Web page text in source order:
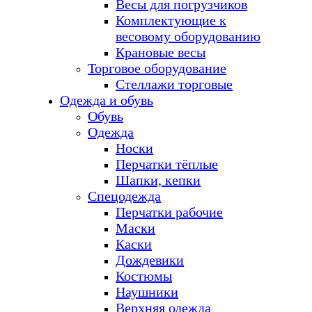
Весы для погрузчиков
Комплектующие к
весовому оборудованию
Крановые весы
Торговое оборудование
Стеллажи торговые
Одежда и обувь
Обувь
Одежда
Носки
Перчатки тёплые
Шапки, кепки
Спецодежда
Перчатки рабочие
Маски
Каски
Дождевики
Костюмы
Наушники
Верхняя одежда